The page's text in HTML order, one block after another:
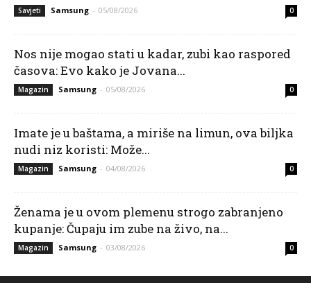
Savjeti Samsung - 05/08/2026 0
Nos nije mogao stati u kadar, zubi kao raspored
časova: Evo kako je Jovana...
Magazin Samsung - 05/08/2026 0
Imate je u baštama, a miriše na limun, ova biljka
nudi niz koristi: Može...
Magazin Samsung - 04/08/2026 0
Ženama je u ovom plemenu strogo zabranjeno
kupanje: Čupaju im zube na živo, na...
Magazin Samsung - 03/08/2026 0